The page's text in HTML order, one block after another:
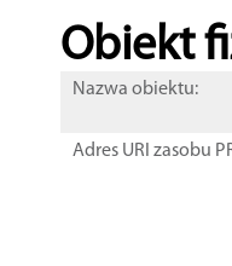
Obiekt
Nazwa obiektu:
Adres URI zasobu